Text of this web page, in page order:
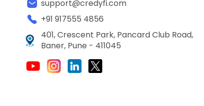
support@credyfi.com
+91 917555 4856
401, Crescent Park, Pancard Club Road,
Baner, Pune - 411045